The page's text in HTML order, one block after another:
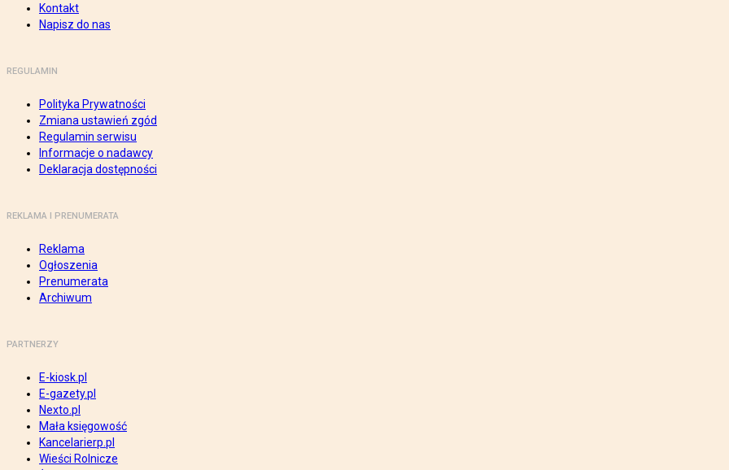
Kontakt
Napisz do nas
REGULAMIN
Polityka Prywatności
Zmiana ustawień zgód
Regulamin serwisu
Informacje o nadawcy
Deklaracja dostępności
REKLAMA I PRENUMERATA
Reklama
Ogłoszenia
Prenumerata
Archiwum
PARTNERZY
E-kiosk.pl
E-gazety.pl
Nexto.pl
Mała księgowość
Kancelarierp.pl
Wieści Rolnicze